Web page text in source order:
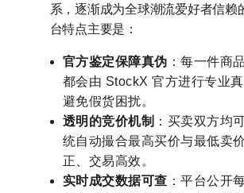
系，逐渐成为全球潮流爱好者信赖
台特点主要是：
官方鉴定保障真伪 ：每一件商
都会由 StockX 官方进行专业真
避免假货困扰。
透明的竞价机制 ：买卖双方均
统自动撮合最高买价与最低卖
正、交易高效。
实时成交数据可查 ：平台公开